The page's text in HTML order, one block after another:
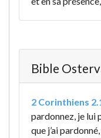
Bible
2 Corinthiens
pardonnez, je lui
que j’ai